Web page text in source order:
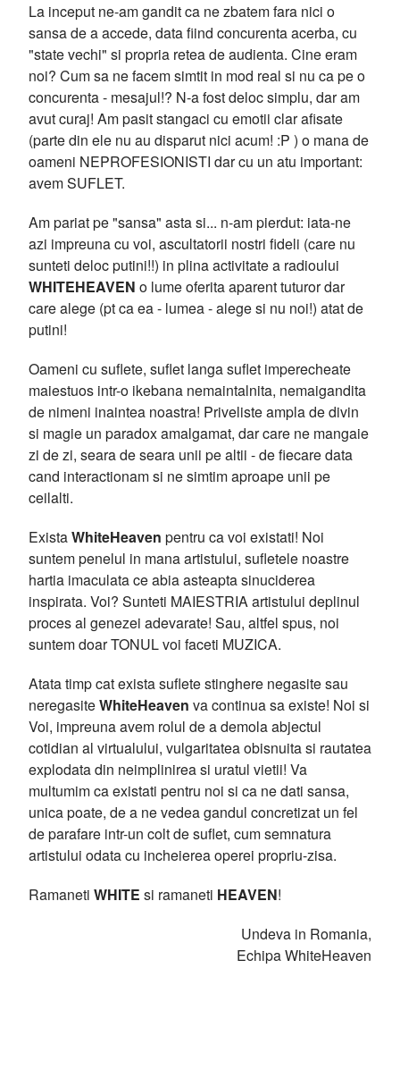
La inceput ne-am gandit ca ne zbatem fara nici o
sansa de a accede, data fiind concurenta acerba, cu
"state vechi" si propria retea de audienta. Cine eram
noi? Cum sa ne facem simtit in mod real si nu ca pe o
concurenta - mesajul!? N-a fost deloc simplu, dar am
avut curaj! Am pasit stangaci cu emotii clar afisate
(parte din ele nu au disparut nici acum! :P ) o mana de
oameni NEPROFESIONISTI dar cu un atu important:
avem SUFLET.
Am pariat pe "sansa" asta si... n-am pierdut: iata-ne
azi impreuna cu voi, ascultatorii nostri fideli (care nu
sunteti deloc putini!!) in plina activitate a radioului
WHITEHEAVEN o lume oferita aparent tuturor dar
care alege (pt ca ea - lumea - alege si nu noi!) atat de
putini!
Oameni cu suflete, suflet langa suflet imperecheate
maiestuos intr-o ikebana nemaintalnita, nemaigandita
de nimeni inaintea noastra! Priveliste ampla de divin
si magie un paradox amalgamat, dar care ne mangaie
zi de zi, seara de seara unii pe altii - de fiecare data
cand interactionam si ne simtim aproape unii pe
ceilalti.
ExistaWhiteHeaven pentru ca voi existati! Noi
suntem penelul in mana artistului, sufletele noastre
hartia imaculata ce abia asteapta sinuciderea
inspirata. Voi? Sunteti MAIESTRIA artistului deplinul
proces al genezei adevarate! Sau, altfel spus, noi
suntem doar TONUL voi faceti MUZICA.
Atata timp cat exista suflete stinghere negasite sau
neregasiteWhiteHeaven va continua sa existe! Noi si
Voi, impreuna avem rolul de a demola abjectul
cotidian al virtualului, vulgaritatea obisnuita si rautatea
explodata din neimplinirea si uratul vietii! Va
multumim ca existati pentru noi si ca ne dati sansa,
unica poate, de a ne vedea gandul concretizat un fel
de parafare intr-un colt de suflet, cum semnatura
artistului odata cu incheierea operei propriu-zisa.
Ramaneti WHITE si ramaneti HEAVEN!
Undeva in Romania,
Echipa WhiteHeaven